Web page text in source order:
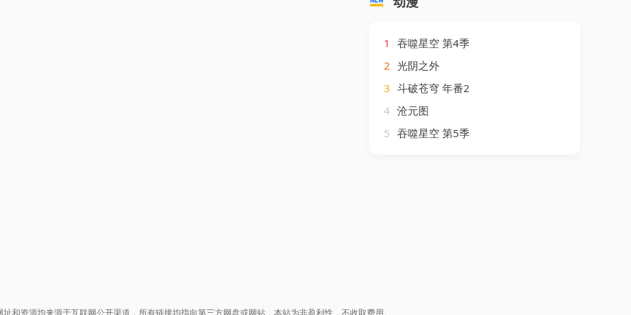
1
吞噬星空 第4季
2 光阴之外
3 斗破苍穹 年番2
4 沧元图
5 吞噬星空 第5季
和资源均来源于互联网公开渠道，所有链接均指向第三方网盘或网站，本站为非盈利性，不收取费用。